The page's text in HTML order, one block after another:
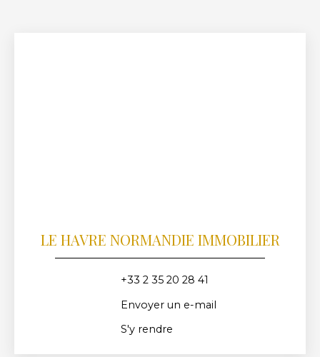
LE HAVRE NORMANDIE IMMOBILIER
+33 2 35 20 28 41
Envoyer un e-mail
S'y rendre